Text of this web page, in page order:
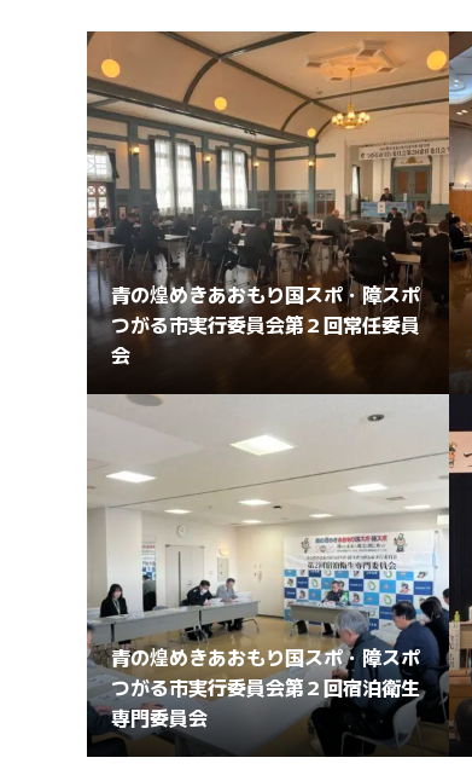
青の煌めきあおもり国スポ・障スポ
つがる市実行委員会第２回常任委員
会
青の煌めきあおもり国スポ・障スポ
つがる市実行委員会第２回宿泊衛生
専門委員会